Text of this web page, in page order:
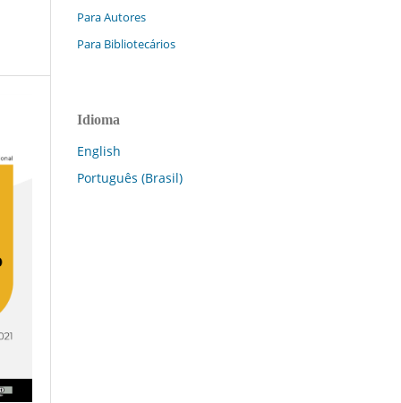
Para Autores
Para Bibliotecários
Idioma
English
Português (Brasil)